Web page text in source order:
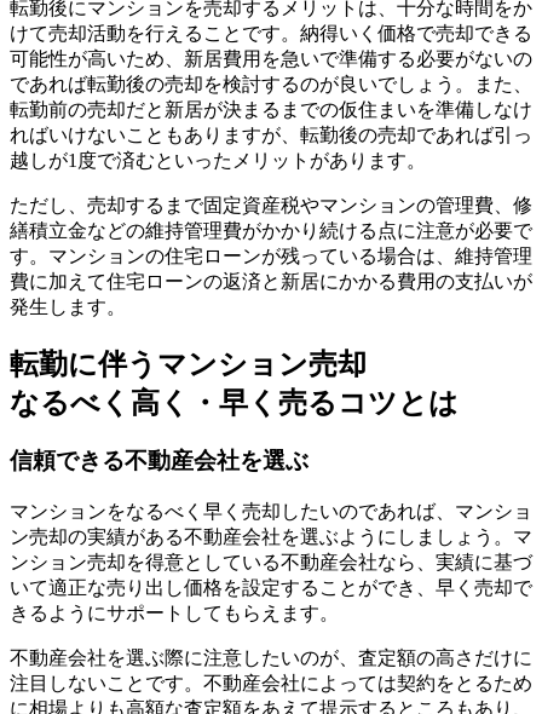
転勤後にマンションを売却するメリットは、十分な時間をか
けて売却活動を行えることです。納得いく価格で売却できる
可能性が高いため、新居費用を急いで準備する必要がないの
であれば転勤後の売却を検討するのが良いでしょう。また、
転勤前の売却だと新居が決まるまでの仮住まいを準備しなけ
ればいけないこともありますが、転勤後の売却であれば引っ
越しが1度で済むといったメリットがあります。
ただし、売却するまで固定資産税やマンションの管理費、修
繕積立金などの維持管理費がかかり続ける点に注意が必要で
す。マンションの住宅ローンが残っている場合は、維持管理
費に加えて住宅ローンの返済と新居にかかる費用の支払いが
発生します。
転勤に伴うマンション売却
なるべく高く・早く売るコツとは
信頼できる不動産会社を選ぶ
マンションをなるべく早く売却したいのであれば、マンショ
ン売却の実績がある不動産会社を選ぶようにしましょう。マ
ンション売却を得意としている不動産会社なら、実績に基づ
いて適正な売り出し価格を設定することができ、早く売却で
きるようにサポートしてもらえます。
不動産会社を選ぶ際に注意したいのが、査定額の高さだけに
注目しないことです。不動産会社によっては契約をとるため
に相場よりも高額な査定額をあえて提示するところもあり、